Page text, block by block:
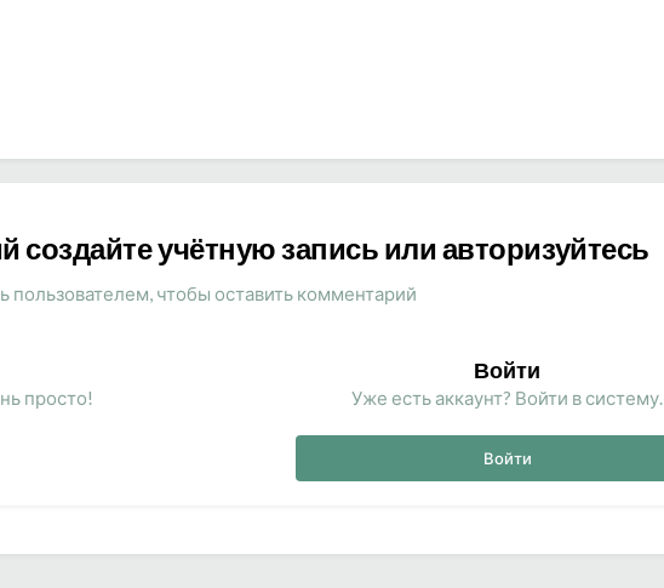
учётную запись или авторизуйтесь
чтобы оставить комментарий
просто!
Войти
Уже есть аккаунт? Войти в систему.
Войти